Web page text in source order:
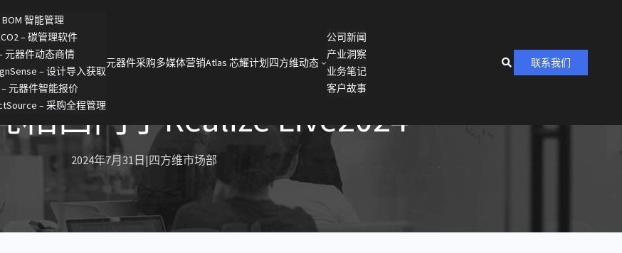
BOM 智能管理
– 碳管理软件
元器件动态商情
– 设计导入获取
– 元器件智能报价
– 采购全程管理
元器件采购多媒体营销Atlas 芯耀计划四方维动态
公司新闻
产业洞察
业务笔记
客户故事
联系我们
相西门子Realize Live2024
2024年7月31日|四方维市场部